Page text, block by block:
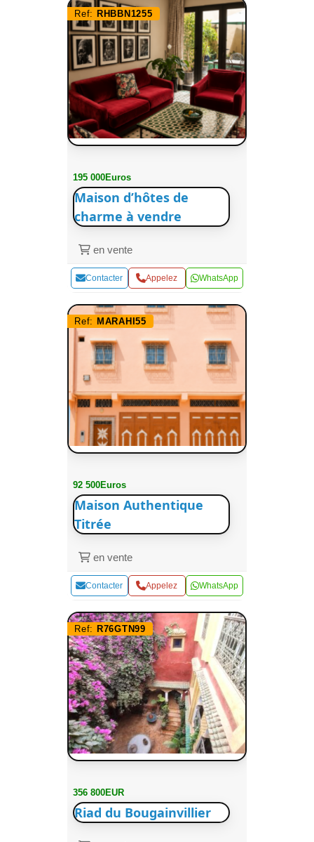
Ref: RHBBN1255
195 000Euros
Maison d’hôtes de
charme à vendre
en vente
Contacter Appelez WhatsApp
Ref: MARAHI55
92 500Euros
Maison Authentique
Titrée
en vente
Contacter Appelez WhatsApp
Ref: R76GTN99
356 800EUR
Riad du Bougainvillier